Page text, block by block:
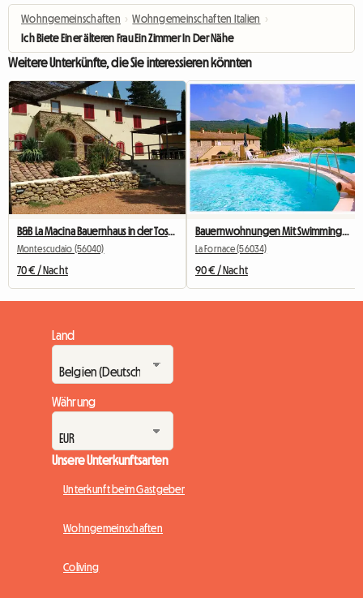
Wohngemeinschaften › Wohngemeinschaften Italien ›
Ich Biete Einer älteren Frau Ein Zimmer In Der Nähe Des Meeres Für Gesellschaft
Weitere Unterkünfte, die Sie interessieren könnten
B&B La Macina Bauernhaus in der Toskana
Montescudaio (56040)
70 € / Nacht
Bauernwohnungen Mit Swimmingpool
La Fornace (56034)
90 € / Nacht
Land
Währung
Unsere Unterkunftsarten
Unterkunft beim Gastgeber
Wohngemeinschaften
Coliving